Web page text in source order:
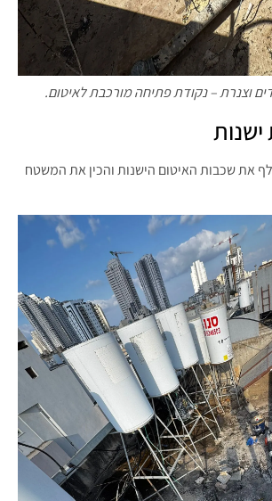
וצנרת – נקודת פתיחה מורכבת לאיטום.
את שכבות האיטום הישנות והכין את המשטח